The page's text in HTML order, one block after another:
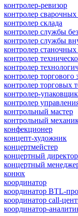
контролер-ревизор
контролер сварочных
контролер склада
контролер службы
контролер службы
контролер
контролер
контролер
контролер торгового
контролер торговых
контролер-упаковщик
контролер
контрольный мастер
контрольный
конфекционер
концепт-художник
концертмейстер
концертный директор
концертный
конюх
координатор
координатор BTL-
координатор call-
координатор-